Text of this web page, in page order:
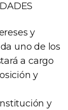
y
uno de los
a cargo
y
y